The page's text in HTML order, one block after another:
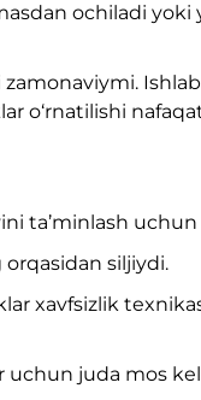
ochiladi
o‘rnatilishi
ta’minlash uchun
siljiydi.
xavfsizlik
uchun juda mos